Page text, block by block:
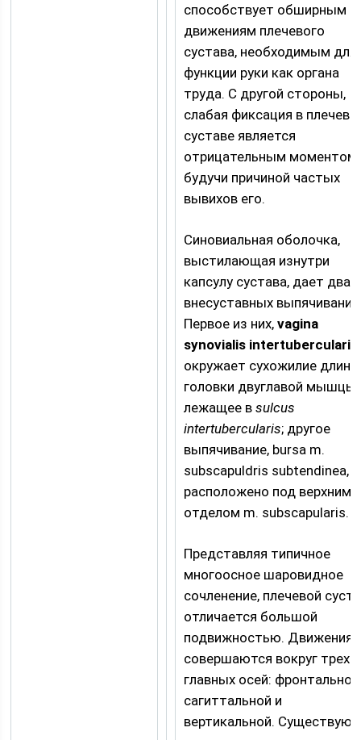
способствует обширным
движениям плечевого
сустава, необходимым для
функции руки как органа
труда. С другой стороны,
слабая фиксация в
суставе является
отрицательным моментом,
будучи причиной частых
вывихов его.
Синовиальная оболочка,
выстилающая изнутри
капсулу сустава, дает два
внесуставных
Первое из них,vagina
synovialis intertubercularis
окружает сухожилие
головки двуглавой мышцы,
лежащее вsulcus
intertubercularis; другое
выпячивание, bursa m.
subscapuldris subtendinea,
расположено под верхним
отделом m. subscapularis.
Представляя типичное
многоосное шаровидное
сочленение, плечевой
отличается большой
подвижностью. Движения
совершаются вокруг трех
главных осей:
сагиттальной и
вертикальной. Существуют